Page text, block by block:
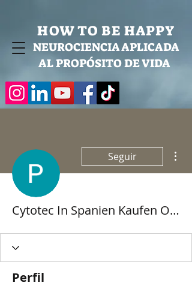
HOW TO BE HAPPY
NEUROCIENCIA APLICADA
AL PROPÓSITO DE VIDA
Seguir
Cytotec In Spanien Kaufen Ohne Rezept
Perfil